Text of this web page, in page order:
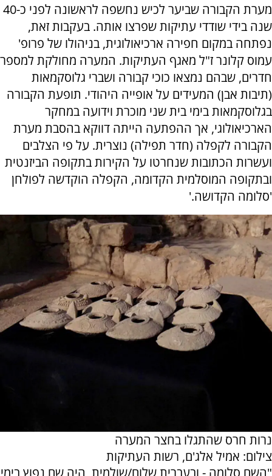
מערת הקבורה שביער לכיש נחשפה לראשונה לפני כ-40
שנה בידי שודדי עתיקות שפרצו אותה. בעקבות זאת,
נפתחה במקום חפירה ארכיאולוגית, בניהולו של פרופ'
עמוס קלונר ז"ל מאגף העתיקות. המערה מחולקת למספר
חדרים, שבהם נמצאו כוכי קבורה ושברי גלוסקמאות
(תיבות אבן) המעידים על אופייה היהודי. תופעת הקבורה
בגלוסקמאות בימי בית שני מוכרת וידועה במחקר
הארכיאולוגי, אך ההפתעה הייתה דווקא בהסבת מערת
הקבורה לקפלה (חדר תפילה) נוצרית. על פי הצלבים
ועשרות הכתובות שנחרטו על הקירות בתקופה הביזנטית
ובתקופה המוסלמית הקדומה, הקפלה הוקדשה לפולחן
'סלומה הקדושה.'
נרות חרס שהתגלו בחצר המערה
צילום: אמיל אלג'ם, רשות העתיקות
"השם סלומה - ובעברית שלום/שולמית, היה שם נפוץ בימי